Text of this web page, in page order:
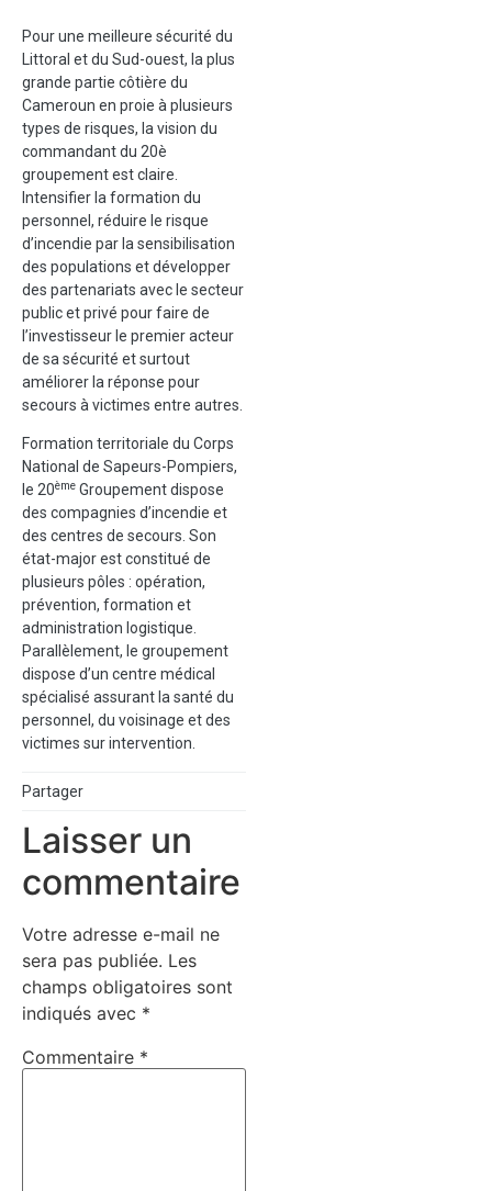
Pour une meilleure sécurité du
Littoral et du Sud-ouest, la plus
grande partie côtière du
Cameroun en proie à plusieurs
types de risques, la vision du
commandant du 20è
groupement est claire.
Intensifier la formation du
personnel, réduire le risque
d’incendie par la sensibilisation
des populations et développer
des partenariats avec le secteur
public et privé pour faire de
l’investisseur le premier acteur
de sa sécurité et surtout
améliorer la réponse pour
secours à victimes entre autres.
Formation territoriale du Corps
National de Sapeurs-Pompiers,
le 20ème Groupement dispose
des compagnies d’incendie et
des centres de secours. Son
état-major est constitué de
plusieurs pôles : opération,
prévention, formation et
administration logistique.
Parallèlement, le groupement
dispose d’un centre médical
spécialisé assurant la santé du
personnel, du voisinage et des
victimes sur intervention.
Partager
Laisser un
commentaire
Votre adresse e-mail ne
sera pas publiée. Les
champs obligatoires sont
indiqués avec *
Commentaire *